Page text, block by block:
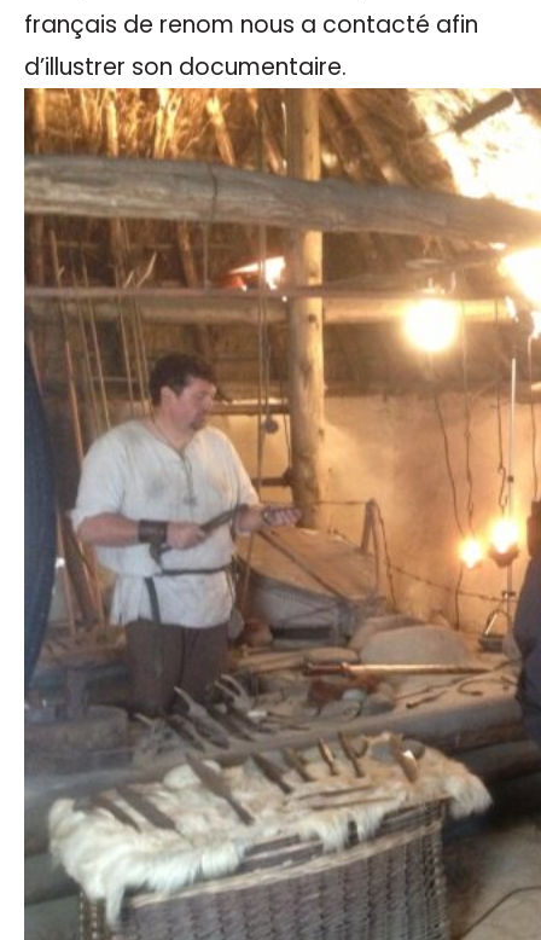
français de renom nous a contacté afin
d’illustrer son documentaire.